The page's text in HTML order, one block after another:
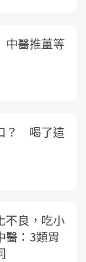
醫推薑等
？ 喝了這
不良，吃小
醫：3類胃